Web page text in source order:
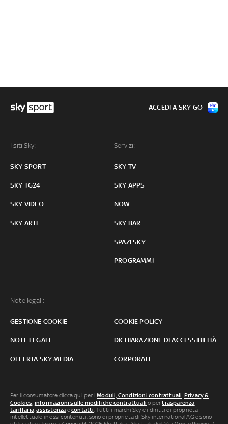
I siti Sky:
SKY SPORT
SKY TG24
SKY VIDEO
SKY ARTE
Servizi:
SKY TV
SKY APPS
NOW
SKY BAR
SPAZI SKY
PROGRAMMI
Note legali:
GESTIONE COOKIE COOKIE POLICY
NOTE LEGALI DICHIARAZIONE DI ACCESSIBILITÀ
OFFERTA SKY MEDIA CORPORATE
ACCEDI A SKY GO
Per il consumatore clicca qui per iModuli, Condizioni contrattuali, Privacy &
Cookies, informazioni sulle modifiche contrattuali o pertrasparenza
tariffaria,assistenza econtatti. Tutti i marchi Sky e i diritti di proprietà
intellettuale in essi contenuti, sono di proprietà di Sky international AG e sono